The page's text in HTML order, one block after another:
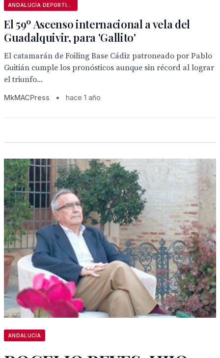
El 59º Ascenso internacional a vela del
Guadalquivir, para 'Gallito'
El catamarán de Foiling Base Cádiz patroneado por Pablo
Guitián cumple los pronósticos aunque sin récord al lograr
el triunfo...
MkMACPress • hace 1 año
ANDALUCÍA